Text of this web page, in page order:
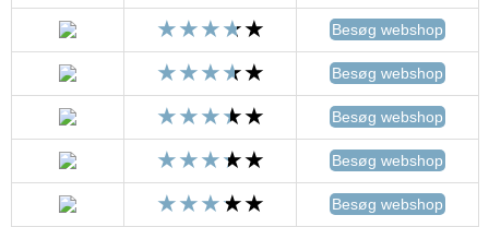
Besøg webshop
Besøg webshop
Besøg webshop
Besøg webshop
Besøg webshop